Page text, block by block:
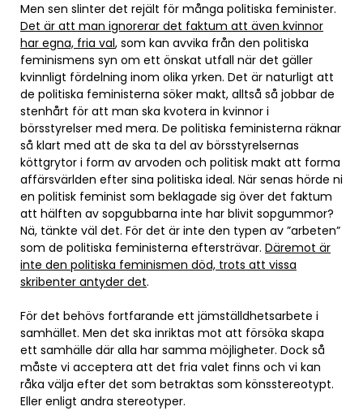
Men sen slinter det rejält för många politiska feminister.
Det är att man ignorerar det faktum att även kvinnor
har egna, fria val, som kan avvika från den politiska
feminismens syn om ett önskat utfall när det gäller
kvinnligt fördelning inom olika yrken. Det är naturligt att
de politiska feministerna söker makt, alltså så jobbar de
stenhårt för att man ska kvotera in kvinnor i
börsstyrelser med mera. De politiska feministerna räknar
så klart med att de ska ta del av börsstyrelsernas
köttgrytor i form av arvoden och politisk makt att forma
affärsvärlden efter sina politiska ideal. När senas hörde ni
en politisk feminist som beklagade sig över det faktum
att hälften av sopgubbarna inte har blivit sopgummor?
Nä, tänkte väl det. För det är inte den typen av ”arbeten”
som de politiska feministerna eftersträvar. Däremot är
inte den politiska feminismen död, trots att vissa
skribenter antyder det.
För det behövs fortfarande ett jämställdhetsarbete i
samhället. Men det ska inriktas mot att försöka skapa
ett samhälle där alla har samma möjligheter. Dock så
måste vi acceptera att det fria valet finns och vi kan
råka välja efter det som betraktas som könsstereotypt.
Eller enligt andra stereotyper.